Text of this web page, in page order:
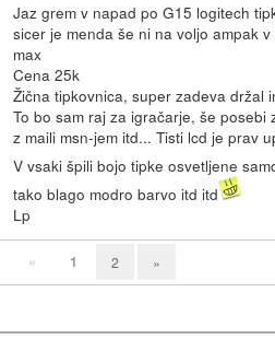
Jaz grem v napad po G15 logitech
sicer je menda še ni na voljo ampak
max
Cena 25k
Žična tipkovnica, super zadeva držal
To bo sam raj za igračarje, še posebi
z maili msn-jem itd... Tisti lcd je prav
V vsaki špili bojo tipke osvetljene
tako blago modro barvo itd itd
Lp
« 1 2 »